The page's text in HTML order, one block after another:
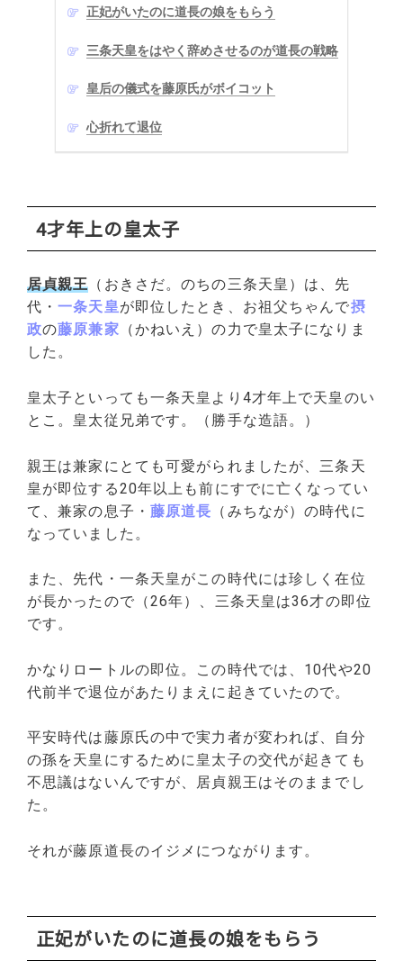
正妃がいたのに道長の娘をもらう
三条天皇をはやく辞めさせるのが道長の戦略
皇后の儀式を藤原氏がボイコット
心折れて退位
4才年上の皇太子
居貞親王 （おきさだ。のちの三条天皇）は、先
代・一条天皇が即位したとき、お祖父ちゃんで摂
政の藤原兼家 （かねいえ）の力で皇太子になりま
した。
皇太子といっても一条天皇より4才年上で天皇のい
とこ。皇太従兄弟です。（勝手な造語。）
親王は兼家にとても可愛がられましたが、三条天
皇が即位する20年以上も前にすでに亡くなってい
て、兼家の息子・ 藤原道長 （みちなが）の時代に
なっていました。
また、先代・一条天皇がこの時代には珍しく在位
が長かったので（26年）、三条天皇は36才の即位
です。
かなりロートルの即位。この時代では、10代や20
代前半で退位があたりまえに起きていたので。
平安時代は藤原氏の中で実力者が変われば、自分
の孫を天皇にするために皇太子の交代が起きても
不思議はないんですが、居貞親王はそのままでし
た。
それが藤原道長のイジメにつながります。
正妃がいたのに道長の娘をもらう